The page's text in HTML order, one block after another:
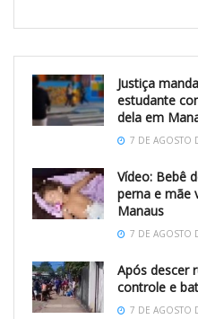
Justiça
estudante
dela em
7 DE AGOSTO
Vídeo: Bebê
perna e mãe
Manaus
7 DE AGOSTO
Após descer
controle e
7 DE AGOSTO